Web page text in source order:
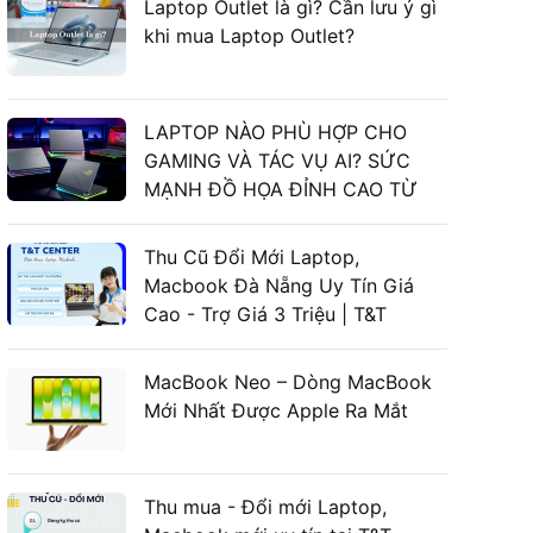
Laptop Outlet là gì? Cần lưu ý gì
khi mua Laptop Outlet?
LAPTOP NÀO PHÙ HỢP CHO
GAMING VÀ TÁC VỤ AI? SỨC
MẠNH ĐỒ HỌA ĐỈNH CAO TỪ
LAPTOP ASUS GAMING
Thu Cũ Đổi Mới Laptop,
Macbook Đà Nẵng Uy Tín Giá
Cao - Trợ Giá 3 Triệu | T&T
Center
MacBook Neo – Dòng MacBook
Mới Nhất Được Apple Ra Mắt
Thu mua - Đổi mới Laptop,